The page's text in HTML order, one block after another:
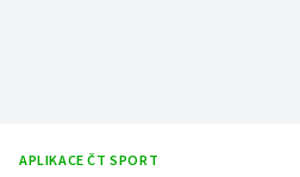
APLIKACE ČT SPORT